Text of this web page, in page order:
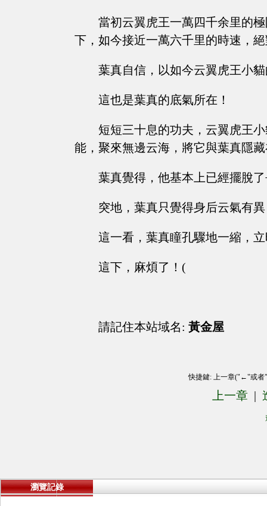
當初云翼虎王一萬四千余里的
下，如今接近一萬六千里的時速，
葉真自信，以如今云翼虎王小
這也是葉真的底氣所在！
短短三十息的功夫，云翼虎王
能，聚來無邊云海，將它與葉真隱
葉真覺得，他基本上已經擺脫
突地，葉真只覺得身后云氣有
這一看，葉真瞳孔驟地一縮，
這下，麻煩了！(
請記住本站域名: 黃金屋
快捷鍵: 上一章("←"或
上一章 |
瀏覽記錄